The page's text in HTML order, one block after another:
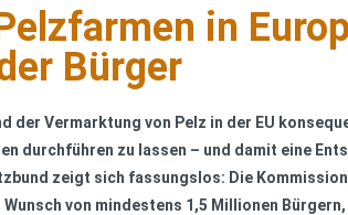
in
Bürger
Vermarktung von Pelz in der EU
durchführen zu lassen – und damit eine
zeigt sich fassungslos: Die
von mindestens 1,5 Millionen